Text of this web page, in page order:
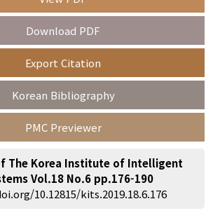
to
Advanced Search
Download PDF
Export Citation
Korean Bibliography
PMC Previewer
The Korea Institute of Intelligent
Vol.18 No.6 pp.176-190
10.12815/kits.2019.18.6.176